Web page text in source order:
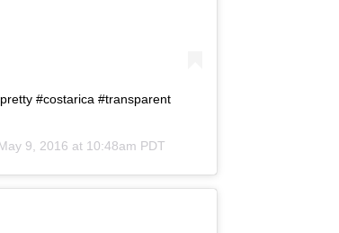
#costarica #transparent
9, 2016 at 10:48am PDT